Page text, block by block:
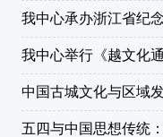
我中心承办浙江省纪
我中心举行《越文化
中国古城文化与区域
五四与中国思想传统